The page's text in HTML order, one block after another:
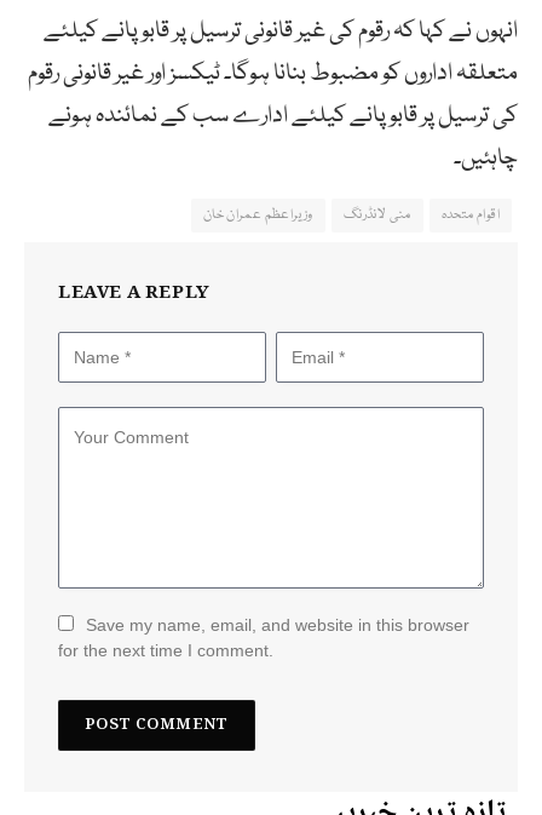
انہوں نے کہا کہ رقوم کی غیر قانونی ترسیل پر قابو پانے کیلئے
متعلقہ اداروں کو مضبوط بنانا ہوگا۔ ٹیکسز اور غیر قانونی رقوم
کی ترسیل پر قابو پانے کیلئے ادارے سب کے نمائندہ ہونے
چاہئیں۔
اقوام متحدہ منی لانڈرنگ وزیراعظم عمران خان
LEAVE A REPLY
Save my name, email, and website in this browser
for the next time I comment.